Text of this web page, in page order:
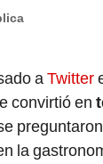
aTwitter
convirtió en
la